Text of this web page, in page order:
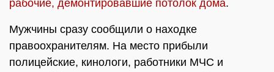
рабочие, демонтировавшие потолок дома.
Мужчины сразу сообщили о находке
правоохранителям. На место прибыли
полицейские, кинологи, работники МЧС и